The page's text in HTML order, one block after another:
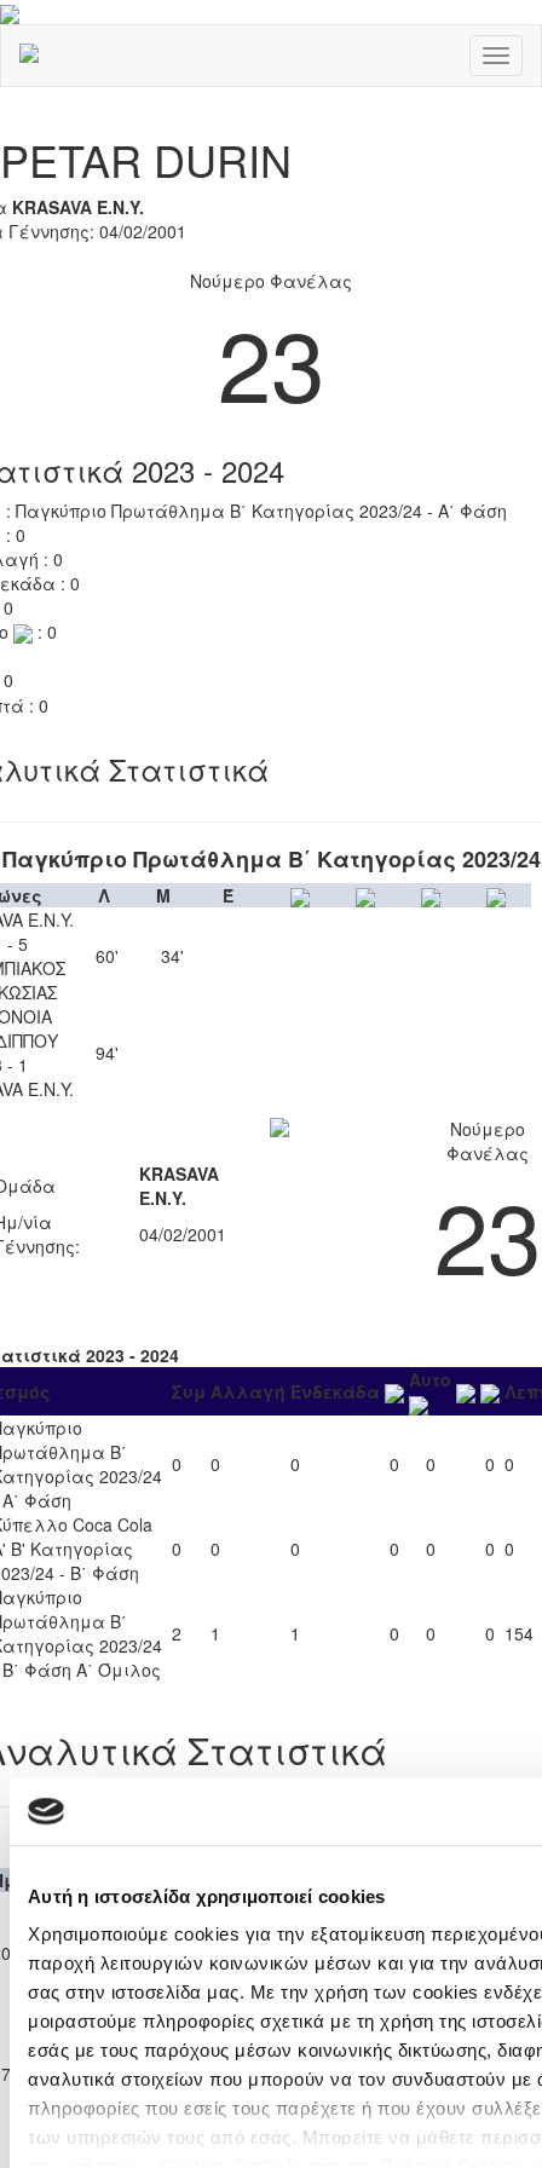
Αυτή η ιστοσελίδα χρησιμοποιεί cookies
Χρησιμοποιούμε cookies για την εξατομίκευση
παροχή λειτουργιών κοινωνικών μέσων και για την
σας στην ιστοσελίδα μας. Με την χρήση των cookies
μοιραστούμε πληροφορίες σχετικά με τη χρήση της
εσάς με τους παρόχους μέσων κοινωνικής δικτύωσης,
αναλυτικά στοιχείων που μπορούν να τον συνδυαστούν με
πληροφορίες που εσείς τους παρέχετε ή που έχουν
των υπηρεσιών τους από εσάς. Μπορείτε να μάθετε
PETAR DURIN
KRASAVA Ε.Ν.Y.
04/02/2001
Νούμερο Φανέλας
23
2023 - 2024
: Παγκύπριο Πρωτάθλημα Β΄ Κατηγορίας 2023/24 - Α΄ Φάση
: 0
: 0
: 0
: 0
: 0
Στατιστικά
Παγκύπριο Πρωτάθλημα Β΄ Κατηγορίας 2023/24
Λ Μ
Έ
Ε.Ν.Y.
- 5
60' 34'
- 1
Ε.Ν.Y.
94'
KRASAVA
Ε.Ν.Y.
νία
04/02/2001
Νούμερο
Φανέλας
23
2023 - 2024
Συμ Αλλαγή Ενδεκάδα Αυτο
Β΄
2023/24
Φάση
0 0 0 0 0 0 0
Coca Cola
Β' Κατηγορίας
24 - Β΄ Φάση
0 0 0 0 0 0 0
Β΄
2023/24
Φάση Α΄ Όμιλος
2 1 1 0 0 0 154
Στατιστικά
Παγκύπριο Πρωτάθλημα Β΄ Κατηγορίας
04-2024
Παγκύπριο
Πρωτάθλημα
Β΄
Κατηγορίας
2023/24
KRASAVA
Ε.Ν.Y. 1
ΟΛΥΜΠΙΑΚΟΣ
ΛΕΥΚΩΣΙΑΣ
60'
04-2024
Παγκύπριο
Πρωτάθλημα
Β΄
Κατηγορίας
2023/24
ΟΜΟΝΟΙΑ
ΑΡΑΔΙΠΠΟΥ 3 1 KRASAVA Ε.Ν.Y. 94'